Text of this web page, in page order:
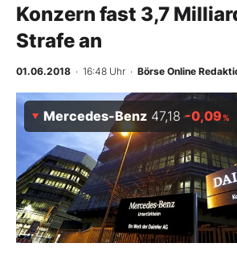
Finanz-Check
BO-Musterdepots
Experten
Mein B:O
Mein Konto
Konzern fast 3,7
Strafe an
01.06.2018 · 16:48 Uhr · Börse Online
Mercedes-Benz 47,18 -0,09%